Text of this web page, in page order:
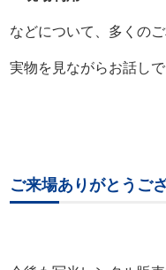
などについて、多くの
実物を見ながらお話し
ご来場ありがとうご